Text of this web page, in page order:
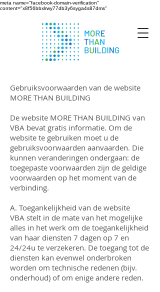
meta name="facebook-domain-verification"
content="x8f56bbxlrwy77db3y6syga4s87dms"
Gebruiksvoorwaarden van de website
MORE THAN BUILDING
De website MORE THAN BUILDING van
VBA bevat gratis informatie. Om de
website te gebruiken moet u de
gebruiksvoorwaarden aanvaarden. Die
kunnen veranderingen ondergaan: de
toegepaste voorwaarden zijn de geldige
voorwaarden op het moment van de
verbinding.
A. Toegankelijkheid van de website
VBA stelt in de mate van het mogelijke
alles in het werk om de toegankelijkheid
van haar diensten 7 dagen op 7 en
24/24u te verzekeren. De toegang tot de
diensten kan evenwel onderbroken
worden om technische redenen (bijv.
onderhoud) of om enige andere reden.